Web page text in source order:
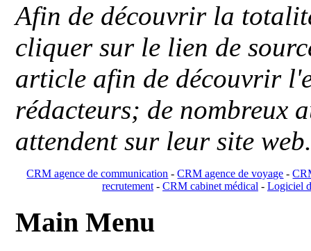
Afin de découvrir la
cliquer sur le lien de
article afin de découvrir
rédacteurs; de nombreux
attendent sur leur site
CRM agence de communication -CRM agence de voyage -
recrutement- CRM cabinet médical- Logiciel
Main Menu